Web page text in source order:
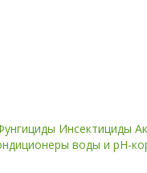
Инсектициды
воды и pH-